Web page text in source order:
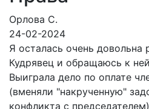
Орлова С.
24-02-2024
Я осталась очень довольна
Кудрявец и обращаюсь к
Выиграла дело по оплате
(вменяли "накрученную"
конфликта с